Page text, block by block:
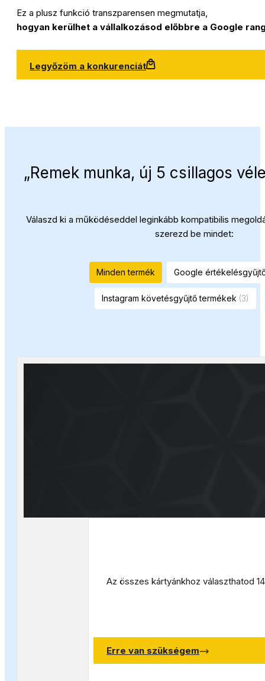
Ez a plusz funkció transzparensen megmutatja,
hogyan kerülhet a vállalkozásod előbbre a Google
Legyőzöm a konkurenciát
„Remek munka, új 5 csillagos
Válaszd ki a működéseddel leginkább kompatibilis
szerezd be mindet:
Minden termék Google
Instagram követésgyűjtő termékek (3)
Az összes kártyánkhoz választhatod
Erre van szükségem